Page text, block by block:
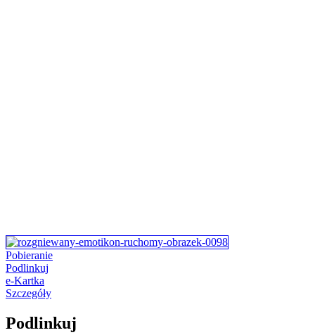
Pobieranie
Podlinkuj
e-Kartka
Szczegóły
Podlinkuj